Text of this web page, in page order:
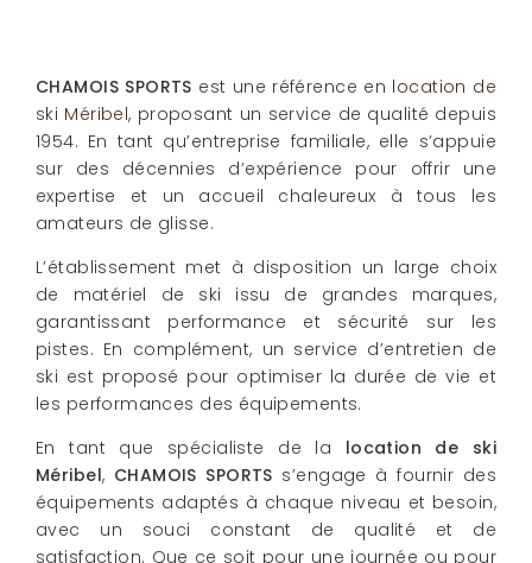
CHAMOIS SPORTS est une référence en location de
ski Méribel, proposant un service de qualité depuis
1954. En tant qu’entreprise familiale, elle s’appuie
sur des décennies d’expérience pour offrir une
expertise et un accueil chaleureux à tous les
amateurs de glisse.
L’établissement met à disposition un large choix
de matériel de ski issu de grandes marques,
garantissant performance et sécurité sur les
pistes. En complément, un service d’entretien de
ski est proposé pour optimiser la durée de vie et
les performances des équipements.
En tant que spécialiste de la location de ski
Méribel, CHAMOIS SPORTS s’engage à fournir des
équipements adaptés à chaque niveau et besoin,
avec un souci constant de qualité et de
satisfaction. Que ce soit pour une journée ou pour